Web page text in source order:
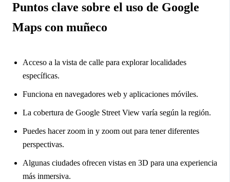
Puntos clave sobre el uso de Google
Maps con muñeco
Acceso a la vista de calle para explorar localidades
específicas.
Funciona en navegadores web y aplicaciones móviles.
La cobertura de Google Street View varía según la región.
Puedes hacer zoom in y zoom out para tener diferentes
perspectivas.
Algunas ciudades ofrecen vistas en 3D para una experiencia
más inmersiva.